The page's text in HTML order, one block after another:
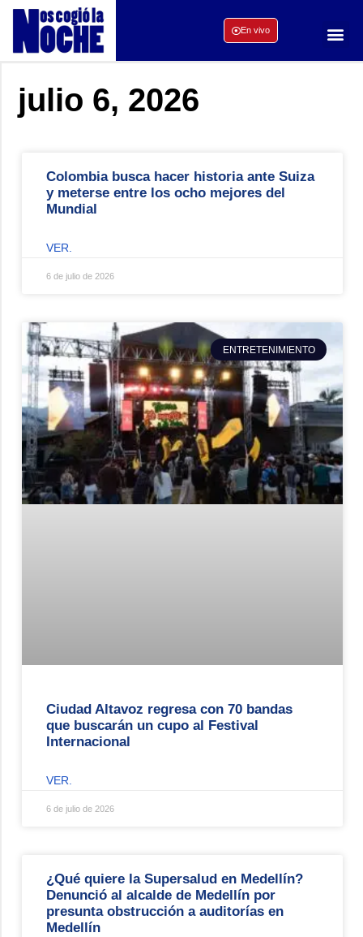
En vivo
julio 6, 2026
Colombia busca hacer historia ante Suiza
y meterse entre los ocho mejores del
Mundial
VER.
6 de julio de 2026
ENTRETENIMIENTO
Ciudad Altavoz regresa con 70 bandas
que buscarán un cupo al Festival
Internacional
VER.
6 de julio de 2026
¿Qué quiere la Supersalud en Medellín?
Denunció al alcalde de Medellín por
presunta obstrucción a auditorías en
Medellín